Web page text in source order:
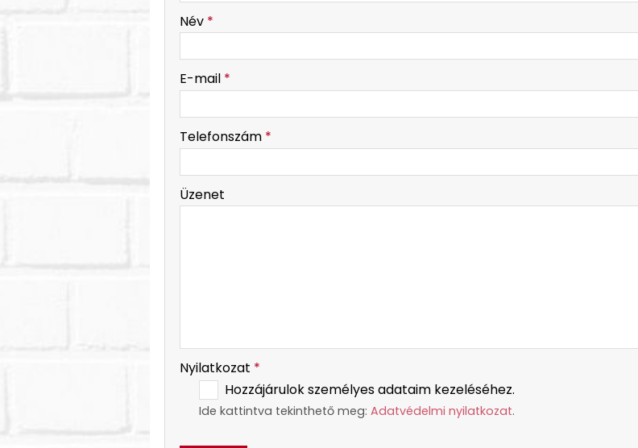
-
Név *
E-mail *
Telefonszám *
Üzenet
Nyilatkozat *
Hozzájárulok személyes adataim kezeléséhez.
Ide kattintva tekinthető meg: Adatvédelmi nyilatkozat.